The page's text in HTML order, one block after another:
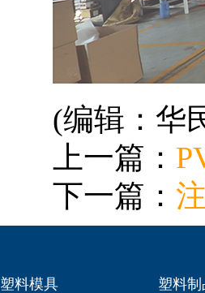
(编辑：华
上一篇：
下一篇：
塑料模具 塑料制